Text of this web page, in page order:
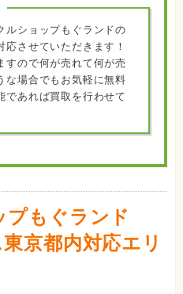
ルショップもぐランドの
させていただきます！
すので何が売れて何が売
な場合でもお気軽に無料
であれば買取を行わせて
プもぐランド
京都内対応エリ